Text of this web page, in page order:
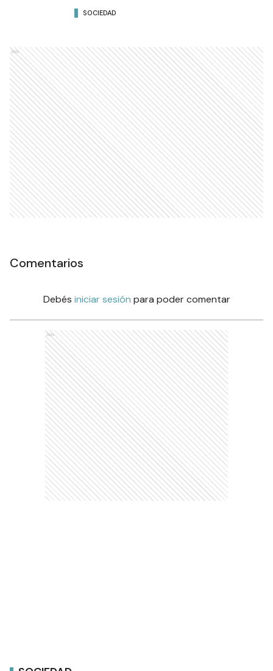
SOCIEDAD
Ads
Comentarios
Debés iniciar sesión para poder comentar
Ads